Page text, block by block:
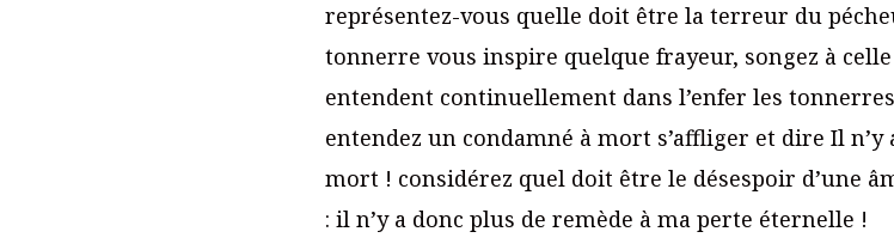
représentez-vous quelle doit être la terreur du
tonnerre vous inspire quelque frayeur, songez à
entendent continuellement dans l’enfer les
entendez un condamné à mort s’affliger et dire Il n’y
mort ! considérez quel doit être le désespoir d’une
: il n’y a donc plus de remède à ma perte éternelle !